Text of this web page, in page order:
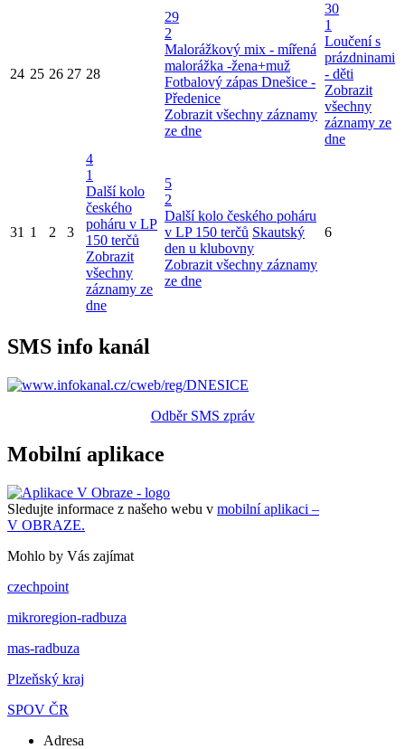
24 25 26 27 28
29
2
Malorážkový mix - mířená
malorážka -žena+muž
Fotbalový zápas Dnešice -
Předenice
Zobrazit všechny záznamy
ze dne
30
1
Loučení s
prázdninami
- děti
Zobrazit
všechny
záznamy ze
dne
31 1 2 3
4
1
Další kolo
českého
poháru v LP
150 terčů
Zobrazit
všechny
záznamy ze
dne
5
2
Další kolo českého poháru
v LP 150 terčů Skautský
den u klubovny
Zobrazit všechny záznamy
ze dne
6
SMS info kanál
Odběr SMS zpráv
Mobilní aplikace
Sledujte informace z našeho webu v mobilní aplikaci –
V OBRAZE.
Mohlo by Vás zajímat
czechpoint
mikroregion-radbuza
mas-radbuza
Plzeňský kraj
SPOV ČR
Adresa